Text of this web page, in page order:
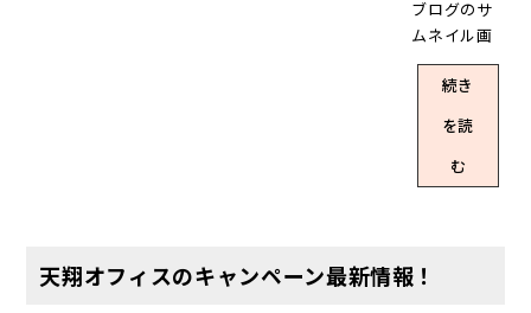
ンダーの表
勢いに乗っ
タルオフィ
スです。 20
24年カレン
ィスのここ
が良い！ オ
案内できる
られていま
点でご案内
できるスタ
ッフYおすす
ご紹介した
いと思いま
つオフィス
街としても
注目エリア
の田町。天
翔オフィス
から少し外
す。 JR田町
ス)や20㎡以
上のお部屋
も紹介した
いところで
はあります
では現時点
オフィスを4
ブログのサ
ムネイル画
像で最近縦
書きに嵌っ
ているスタ
ッフYです。
天翔オフィ
スでは少人
なのです
続き
を読
む
天翔オフィスのキャンペーン最新情報！